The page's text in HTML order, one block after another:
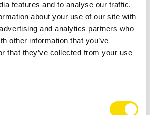
features and to analyse our traffic.
about your use of our site with
and analytics partners who
other information that you’ve
that they’ve collected from your use
e as nossas tecnologias
para o futuro, é com prazer que os
suporte a jovens e estudantes em
e universitária nos níveis de
e doutorado. Vemos nisso uma